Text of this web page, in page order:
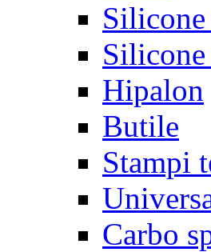
Silicone
Hipalon
Butile
Stampi
Carbo